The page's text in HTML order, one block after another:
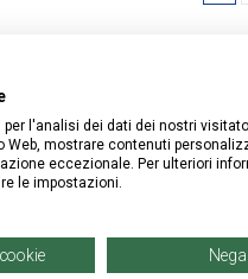
ALLA
per l'analisi dei dati dei nostri
Web, mostrare contenuti
eccezionale. Per ulteriori
le impostazioni.
Nega